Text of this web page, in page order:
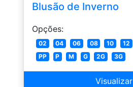
Blusão de Inverno
Opções:
02 04 06 08 10 12
PP
P M G 2G 3G
Visualizar